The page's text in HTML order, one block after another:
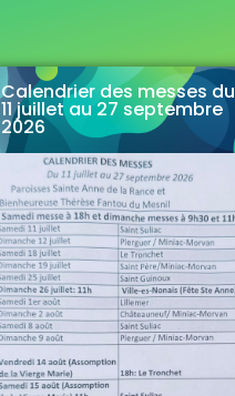
Calendrier des messes du
11 juillet au 27 septembre
2026